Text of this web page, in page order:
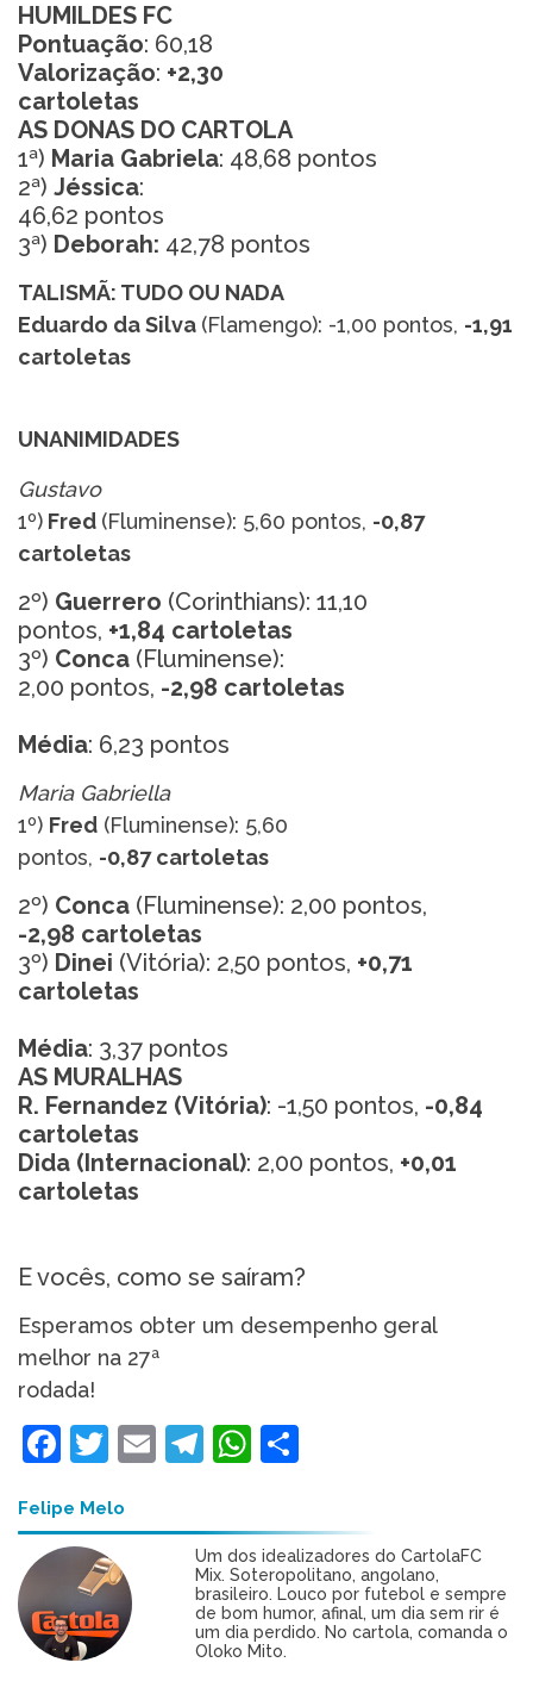
HUMILDES FC
Pontuação: 60,18
Valorização: +2,30
cartoletas
AS DONAS DO CARTOLA
1ª) Maria Gabriela: 48,68 pontos
2ª) Jéssica:
46,62 pontos
3ª) Deborah: 42,78 pontos
TALISMÃ: TUDO OU NADA
Eduardo da Silva (Flamengo): -1,00 pontos, -1,91
cartoletas
UNANIMIDADES
Gustavo
1º) Fred (Fluminense): 5,60 pontos, -0,87
cartoletas
2º) Guerrero (Corinthians): 11,10
pontos, +1,84 cartoletas
3º) Conca (Fluminense):
2,00 pontos, -2,98 cartoletas
Média: 6,23 pontos
Maria Gabriella
1º) Fred (Fluminense): 5,60
pontos, -0,87 cartoletas
2º) Conca (Fluminense): 2,00 pontos,
-2,98 cartoletas
3º) Dinei (Vitória): 2,50 pontos, +0,71
cartoletas
Média: 3,37 pontos
AS MURALHAS
R. Fernandez (Vitória): -1,50 pontos, -0,84
cartoletas
Dida (Internacional): 2,00 pontos, +0,01
cartoletas
E vocês, como se saíram?
Esperamos obter um desempenho geral
melhor na 27ª
rodada!
Facebook
Twitter
EmailTelegram
WhatsApp
Felipe Melo
Um dos idealizadores do CartolaFC
Mix. Soteropolitano, angolano,
brasileiro. Louco por futebol e sempre
de bom humor, afinal, um dia sem rir é
um dia perdido. No cartola, comanda o
Oloko Mito.